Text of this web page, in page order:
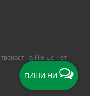
ПИШИ НИ
на Ню Ес Нет